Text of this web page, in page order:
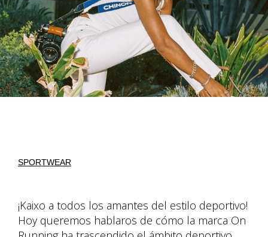
SPORTWEAR
¡Kaixo a todos los amantes del estilo deportivo!
Hoy queremos hablaros de cómo la marca On